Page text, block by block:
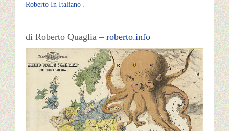
Română
Deutsch
Roberto In Italiano .
di Roberto Quaglia – roberto.info